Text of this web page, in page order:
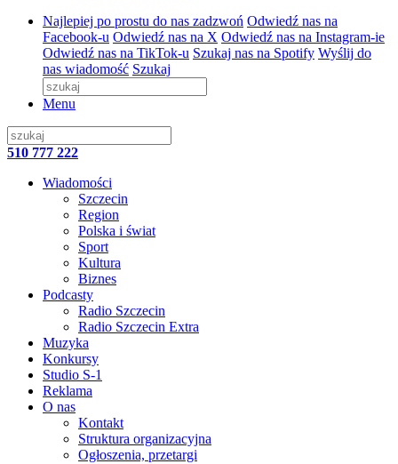
Najlepiej po prostu do nas zadzwoń Odwiedź nas na
Facebook-u Odwiedź nas na X Odwiedź nas na Instagram-ie
Odwiedź nas na TikTok-u Szukaj nas na Spotify Wyślij do
nas wiadomość Szukaj
Menu
510 777 222
Wiadomości
Szczecin
Region
Polska i świat
Sport
Kultura
Biznes
Podcasty
Radio Szczecin
Radio Szczecin Extra
Muzyka
Konkursy
Studio S-1
Reklama
O nas
Kontakt
Struktura organizacyjna
Ogłoszenia, przetargi